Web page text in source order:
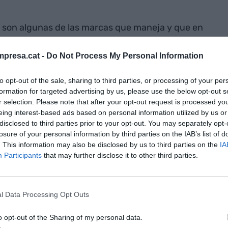
- Do Not Process My Personal Information
opt-out of the sale, sharing to third parties, or processing of your
for targeted advertising by us, please use the below opt-out
selection. Please note that after your opt-out request is processed
interest-based ads based on personal information utilized by us
to third parties prior to your opt-out. You may separately
of your personal information by third parties on the IAB’s list of
This information may also be disclosed by us to third parties on the
Participants that may further disclose it to other third parties.
Data Processing Opt Outs
opt-out of the Sharing of my personal data.
son algunas de las marcas que maneja y que en
moda urbana en todo el mundo. Las zapatillas
de marcas con estrellas
Y David Camprubí ha aprovechado la ola.
por las zapatillas
explica Camprubí, que unió este
desde 2017. La compraventa de zapatillas
Estados Unidos, mientras que enEuropaera
fue su manera de comenzar con solo dieciséis
mercado un modelo que podía triunfar, pasaba
comprarlas. Las revendía a otros negocios y